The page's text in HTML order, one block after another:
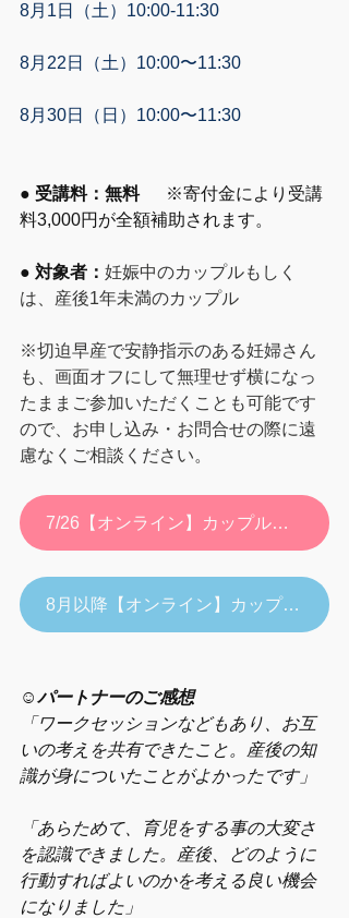
8月1日（土）10:00-11:30
8月22日（土）10:00〜11:30
8月30日（日）10:00〜11:30
● 受講料：無料
※寄付金により受講
料3​,000円が全額補助されます。​
● 対象者： 妊娠中のカップルもしく
は、産後1年未満のカップル
​※切迫早産で安静指示のある妊婦さん
も、画面オフにして無理せず横になっ
たままご参加いただくことも可能です
ので、お申し込み・お問合せの際に遠
慮なくご相談ください。
7/26【オンライン】カップルで学ぶ産後ケアの詳細・お申し込みはこちら
8月以降【オンライン】カップルで学ぶ産後ケアの詳細・お申し込みはこちら
☺️パートナーのご感想
「 ワークセッションなどもあり、お互
いの考えを共有できたこと。産後の知
識が身についたことがよかったです」
「 あらためて、育児をする事の大変さ
を認識できました。産後、どのように
行動すればよいのかを考える良い機会
になりました 」